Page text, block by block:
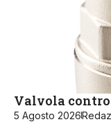
Valvola contro
5 Agosto 2026